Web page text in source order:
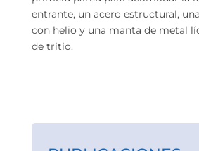
entrante, un acero estructural,
con helio y una manta de metal
de tritio.